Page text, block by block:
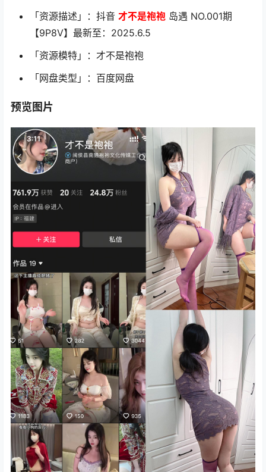
「资源描述」：抖音 才不是袍袍 岛遇 NO.001期
【9P8V】最新至：2025.6.5
「资源模特」：才不是袍袍
「网盘类型」：百度网盘
预览图片